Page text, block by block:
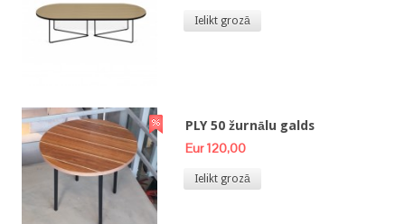
Ielikt grozā
PLY 50 žurnālu galds
Eur 120,00
Ielikt grozā